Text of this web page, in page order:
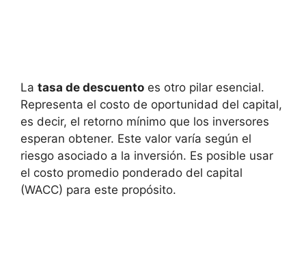
La tasa de descuento es otro pilar esencial.
Representa el costo de oportunidad del capital,
es decir, el retorno mínimo que los inversores
esperan obtener. Este valor varía según el
riesgo asociado a la inversión. Es posible usar
el costo promedio ponderado del capital
(WACC) para este propósito.